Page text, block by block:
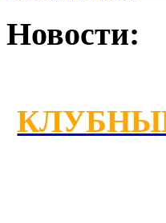
Новости:
КЛУБНЫЙ